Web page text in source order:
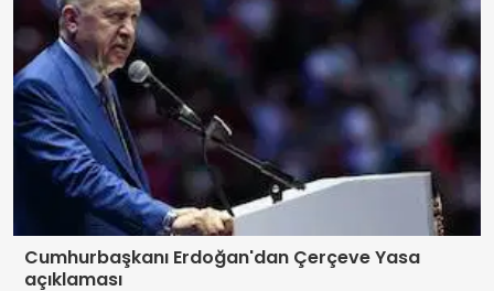
Cumhurbaşkanı Erdoğan'dan Çerçeve Yasa
açıklaması